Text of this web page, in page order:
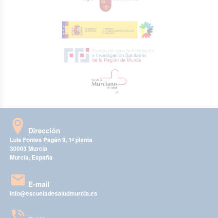
Dirección
Luis Fontes Pagán 9, 1ª planta
30003 Murcia
Murcia, España
E-mail
info@escueladesaludmurcia.es